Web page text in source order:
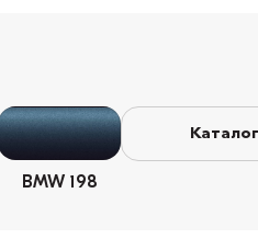
BMW 198